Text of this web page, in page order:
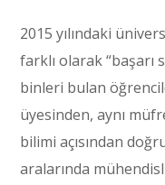
2015 yılındaki
farklı olarak “başarı
binleri bulan
üyesinden, aynı
bilimi açısından
aralarında